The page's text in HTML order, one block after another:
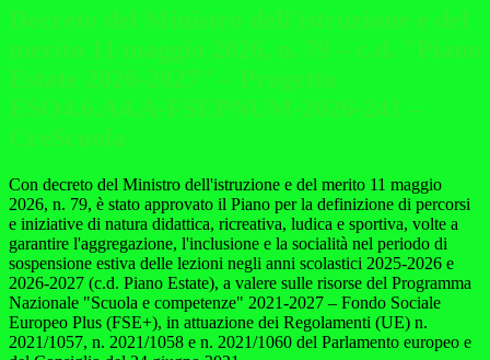
Decreto del Ministro dell'istruzione e del
merito 11 maggio 2026, n. 79 – c.d. "Piano
Estate 2026-2027" – Progetto
ESO4.6.A4.A-FSEPNUM-2026-241 –
CreScuola
Con decreto del Ministro dell'istruzione e del merito 11 maggio
2026, n. 79, è stato approvato il Piano per la definizione di percorsi
e iniziative di natura didattica, ricreativa, ludica e sportiva, volte a
garantire l'aggregazione, l'inclusione e la socialità nel periodo di
sospensione estiva delle lezioni negli anni scolastici 2025-2026 e
2026-2027 (c.d. Piano Estate), a valere sulle risorse del Programma
Nazionale "Scuola e competenze" 2021-2027 – Fondo Sociale
Europeo Plus (FSE+), in attuazione dei Regolamenti (UE) n.
2021/1057, n. 2021/1058 e n. 2021/1060 del Parlamento europeo e